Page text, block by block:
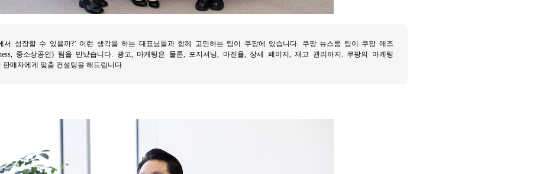
서 성장할 수 있을까?’ 이런 생각을 하는 대표님들과 함께 고민하는 팀이 쿠팡에 있습니다. 쿠팡 뉴스룸 팀이 쿠팡 애즈
중소상공인) 팀을 만났습니다. 광고, 마케팅은 물론, 포지셔닝, 마진율, 상세 페이지, 재고 관리까지. 쿠팡의 마케팅
매자에게 맞춤 컨설팅을 해드립니다.